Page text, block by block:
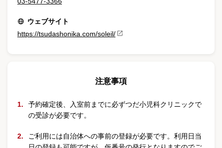
ウェブサイト
https://tsudashonika.com/soleil/
注意事項
予約確定後、入室前までに必ずつだ小児科クリニックで
の受診が必要です。
ご利用には自治体への事前の登録が必要です。利用日当